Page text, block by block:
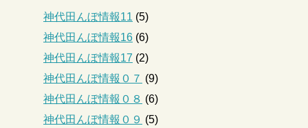
神代田んぼ情報11 (5)
神代田んぼ情報16 (6)
神代田んぼ情報17 (2)
神代田んぼ情報０７ (9)
神代田んぼ情報０８ (6)
神代田んぼ情報０９ (5)